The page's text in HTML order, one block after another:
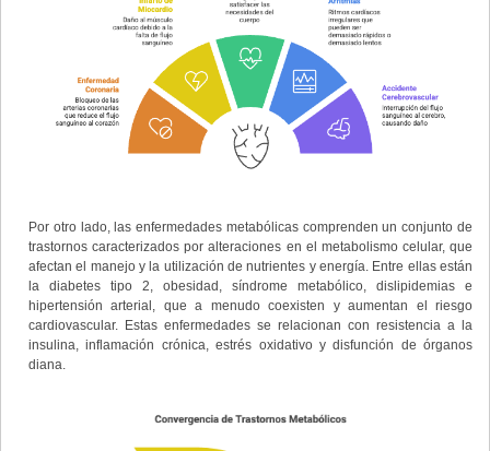
Por otro lado, las enfermedades metabólicas comprenden un conjunto de
trastornos caracterizados por alteraciones en el metabolismo celular, que
afectan el manejo y la utilización de nutrientes y energía. Entre ellas están
la diabetes tipo 2, obesidad, síndrome metabólico, dislipidemias e
hipertensión arterial, que a menudo coexisten y aumentan el riesgo
cardiovascular. Estas enfermedades se relacionan con resistencia a la
insulina, inflamación crónica, estrés oxidativo y disfunción de órganos
diana.